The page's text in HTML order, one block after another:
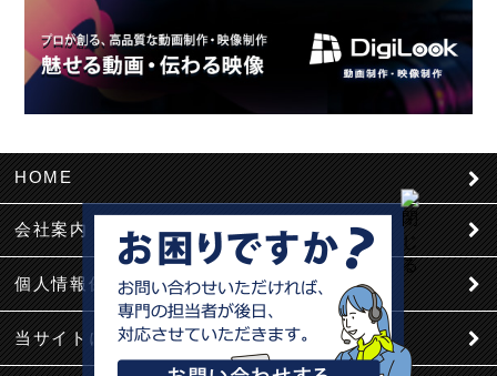
HOME
会社案内
個人情報保護
当サイトについて